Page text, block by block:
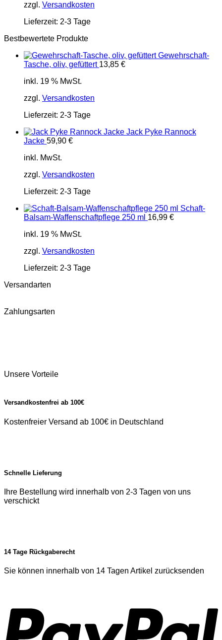
zzgl. Versandkosten
Lieferzeit: 2-3 Tage
Bestbewertete Produkte
Gewehrschaft-
Tasche, oliv, gefüttert 13,85 €
inkl. 19 % MwSt.
zzgl. Versandkosten
Lieferzeit: 2-3 Tage
Jack Pyke Rannock
Jacke 59,90 €
inkl. MwSt.
zzgl. Versandkosten
Lieferzeit: 2-3 Tage
Schaft-
Balsam-Waffenschaftpflege 250 ml 16,99 €
inkl. 19 % MwSt.
zzgl. Versandkosten
Lieferzeit: 2-3 Tage
Versandarten
Zahlungsarten
Unsere Vorteile
Versandkostenfrei ab 100€
Kostenfreier Versand ab 100€ in Deutschland
Schnelle Lieferung
Ihre Bestellung wird innerhalb von 2-3 Tagen von uns
verschickt
14 Tage Rückgaberecht
Sie können innerhalb von 14 Tagen Artikel zurücksenden